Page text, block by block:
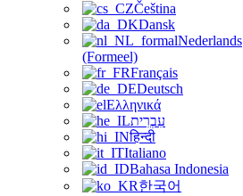
Čeština
Dansk
Nederlands
(Formeel)
Français
Deutsch
Ελληνικά
עִבְרִית
हिन्दी
Italiano
Bahasa Indonesia
한국어